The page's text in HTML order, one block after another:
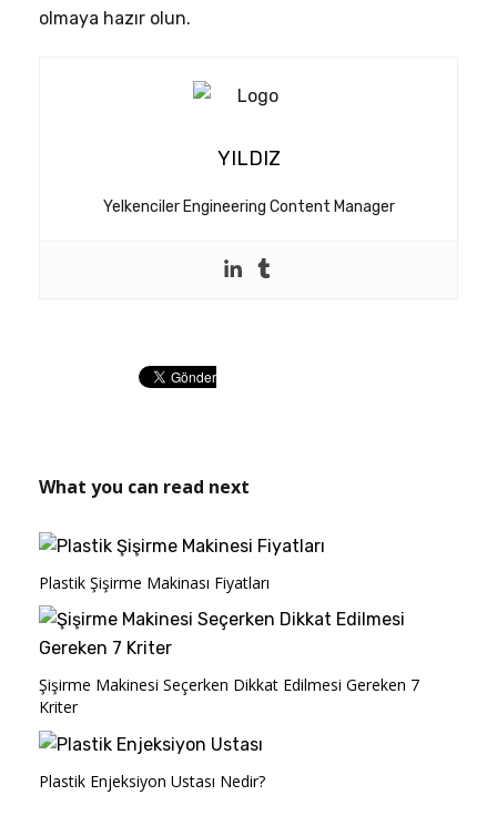
olmaya hazır olun.
YILDIZ
Yelkenciler Engineering Content Manager
What you can read next
Plastik Şişirme Makinası Fiyatları
Şişirme Makinesi Seçerken Dikkat Edilmesi Gereken 7
Kriter
Plastik Enjeksiyon Ustası Nedir?